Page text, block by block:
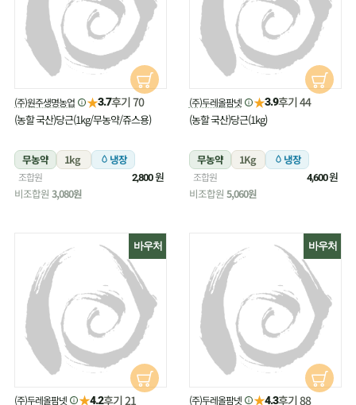
(주)두레올팜넷 ★3.9후기 44
(농할 국산)당근(1kg)
무농약 1Kg 냉장
조합원 4,600원
비조합원 5,060원
(주)원주생명농업 ★3.7후기 70
(농할 국산)당근(1kg/무농약/쥬스용)
무농약 1kg 냉장
조합원 2,800원
비조합원 3,080원
바우처
(주)두레올팜넷 ★4.3후기 88
바우처
(주)두레올팜넷 ★4.2후기 21